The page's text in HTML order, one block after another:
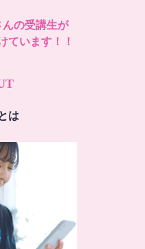
んの受講生が
ています！！
は